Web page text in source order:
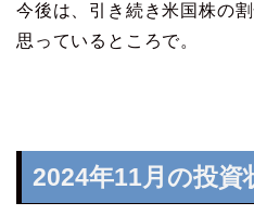
今後は、引き続き米国株の
思っているところで。
2024年11月の投資